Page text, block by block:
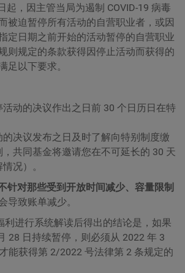
起，因主管当局为遏制 COVID-19 病毒
被迫暂停所有活动的自营职业者，或因
定日期之前开始的活动暂停的自营职业
则规定的条款获得因停止活动而获得的
足以下要求。
动的决议作出之日前 30 个日历日在特
决议发布之日及时了解向特别制度缴
共同基金将邀请您在不可延长的 30 天
况）。
针对那些受到开放时间减少、容量限制
导致账单减少。
利进行系统解读后得出的结论是，如果
28 日持续暂停，则必须从 2022 年 3
能获得第 2/2022 号法律第 2 条规定的